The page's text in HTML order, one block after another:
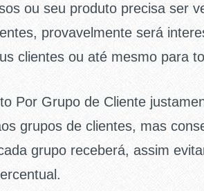
ou seu produto precisa ser
provavelmente será
clientes ou até mesmo para
Por Grupo de Cliente
grupos de clientes, mas
grupo receberá, assim